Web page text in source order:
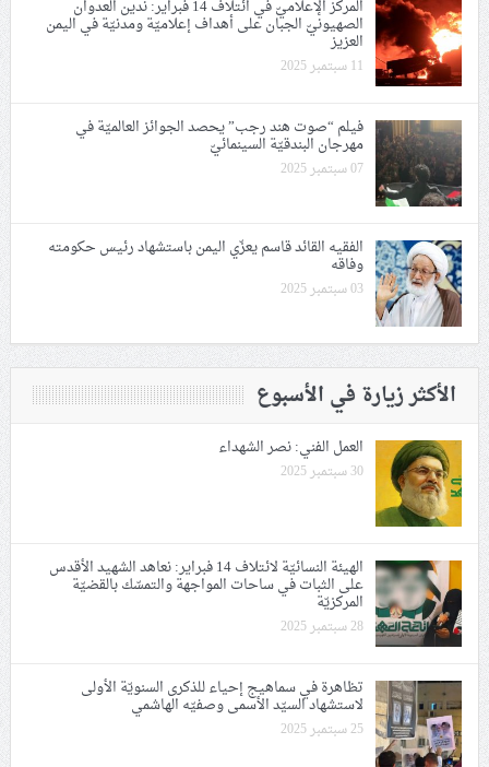
المركز الإعلاميّ في ائتلاف 14 فبراير: ندين العدوان
الصهيونيّ الجبان على أهداف إعلاميّة ومدنيّة في اليمن
العزيز
11 سبتمبر 2025
فيلم “صوت هند رجب” يحصد الجوائز العالميّة في
مهرجان البندقيّة السينمائيّ
07 سبتمبر 2025
الفقيه القائد قاسم يعزّي اليمن باستشهاد رئيس حكومته
وفاقه
03 سبتمبر 2025
الأكثر زيارة في الأسبوع
العمل الفني: نصر الشهداء
30 سبتمبر 2025
الهيئة النسائيّة لائتلاف 14 فبراير: نعاهد الشهيد الأقدس
على الثبات في ساحات المواجهة والتمسّك بالقضيّة
المركزيّة
28 سبتمبر 2025
تظاهرة في سماهيج إحياء للذكرى السنويّة الأولى
لاستشهاد السيّد الأسمى وصفيّه الهاشمي
25 سبتمبر 2025